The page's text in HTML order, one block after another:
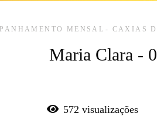
MENSAL CAXIAS
Maria Clara -
572 visualizações